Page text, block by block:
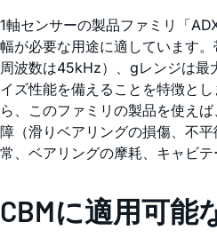
1軸センサーの製品ファミリ「
幅が必要な用途に適しています
周波数は45kHz）、gレンジは最
イズ性能を備えることを特徴と
ら、このファミリの製品を使え
障（滑りベアリングの損傷、不
常、ベアリングの摩耗、キャビテ
CBMに適用可能